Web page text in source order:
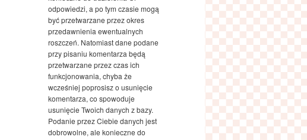
odpowiedzi, a po tym czasie mogą
być przetwarzane przez okres
przedawnienia ewentualnych
roszczeń. Natomiast dane podane
przy pisaniu komentarza będą
przetwarzane przez czas ich
funkcjonowania, chyba że
wcześniej poprosisz o usunięcie
komentarza, co spowoduje
usunięcie Twoich danych z bazy.
Podanie przez Ciebie danych jest
dobrowolne, ale konieczne do